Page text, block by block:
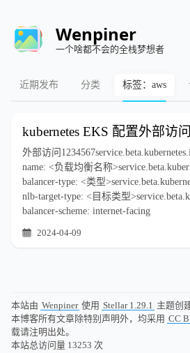
Wenpiner
一个啥都不会的全栈梦想者
近期发布 分类 标签：aws
kubernetes EKS 配置外部访
外部访问
name: <负载均衡名称
balancer-type: <类型
nlb-target-type: <目标类型
balancer-scheme: internet-facing
2024-04-09
本站由 Wenpiner 使用 Stellar 1.29.1 主题创
本博客所有文章除特别声明外，均采用 CC
载请注明出处。
本站总访问量 13253 次